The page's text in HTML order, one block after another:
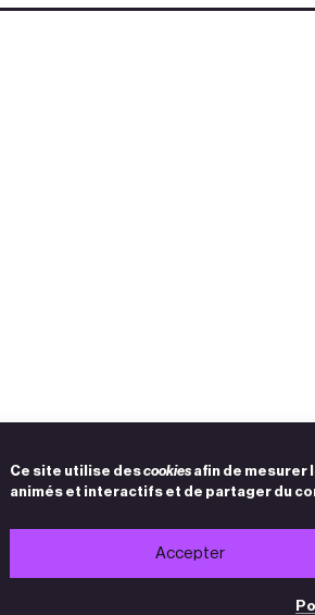
Ce site utilise descookies afin de mesurer
animés et interactifs et de partager du
Accepter